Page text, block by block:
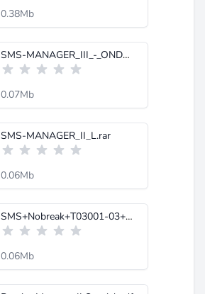
0.38Mb
SMS-MANAGER_III_-_ONDA_SENOIDAL.rar
0.07Mb
SMS-MANAGER_II_L.rar
0.06Mb
SMS+Nobreak+T03001-03+Net+3++1400Bi+USB.pdf
0.06Mb